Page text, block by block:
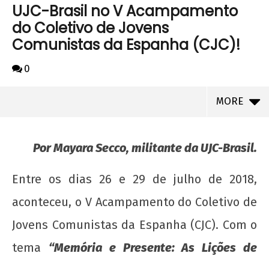
UJC-Brasil no V Acampamento
do Coletivo de Jovens
Comunistas da Espanha (CJC)!
0
MORE
Por Mayara Secco, militante da UJC-Brasil.
Entre os dias 26 e 29 de julho de 2018,
aconteceu, o V Acampamento do Coletivo de
Jovens Comunistas da Espanha (CJC). Com o
tema “Memória e Presente: As Lições de